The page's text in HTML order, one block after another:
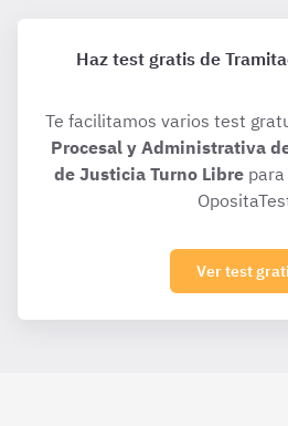
Haz test gratis de
Te facilitamos varios test
Procesal y Administrativa
de Justicia Turno Librepara
Ver test